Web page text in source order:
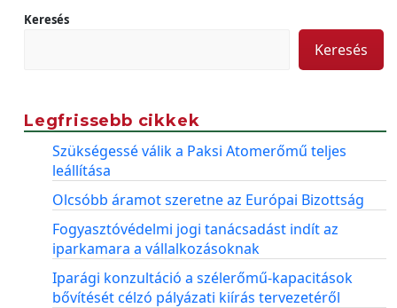
Keresés
Keresés
Legfrissebb cikkek
Szükségessé válik a Paksi Atomerőmű teljes
leállítása
Olcsóbb áramot szeretne az Európai Bizottság
Fogyasztóvédelmi jogi tanácsadást indít az
iparkamara a vállalkozásoknak
Iparági konzultáció a szélerőmű-kapacitások
bővítését célzó pályázati kiírás tervezetéről